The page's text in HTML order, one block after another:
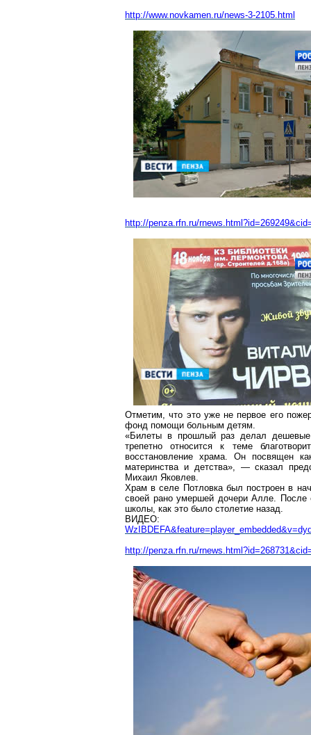
http://www.novkamen.ru/news-3-2105.html
http://penza.rfn.ru/
Отметим, что это уже не первое его
фонд помощи больным детям.
«Билеты в прошлый раз делал
трепетно относится к теме
восстановление храма. Он посвящен
материнства и детства», — сказал
Михаил Яковлев.
Храм в селе Потловкабыл построен в
своей рано умершей дочери Алле. После
школы, как это было столетие назад.
http://penza.rfn.ru/